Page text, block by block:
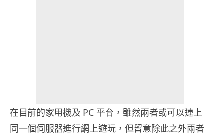
在目前的家用機及 PC 平台，雖然兩者或可以連上
同一個伺服器進行網上遊玩，但留意除此之外兩者